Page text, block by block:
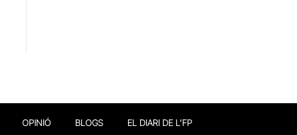
OPINIÓ BLOGS EL DIARI DE L’FP